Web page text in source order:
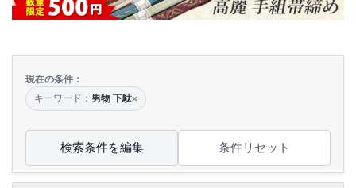
現在の条件：
キーワード： 男物 下駄×
検索条件を編集 条件リセット